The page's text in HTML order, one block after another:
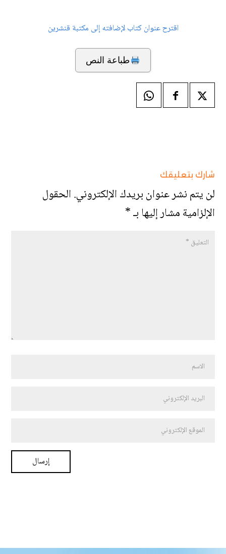
اقترح عنوان كتاب لإضافته إلى مكتبة قنشرين
طباعة النص
شارك بتعليقك
لن يتم نشر عنوان بريدك الإلكتروني.الحقول
الإلزامية مشار إليها بـ*